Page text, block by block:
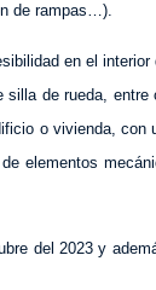
de rampas…).
en el
de rueda,
o vivienda,
elementos
del 2023 y